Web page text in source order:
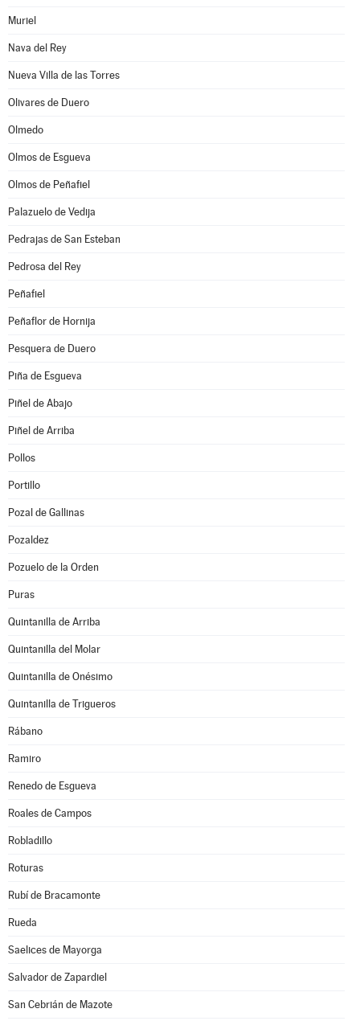
Muriel
Nava del Rey
Nueva Villa de las Torres
Olivares de Duero
Olmedo
Olmos de Esgueva
Olmos de Peñafiel
Palazuelo de Vedija
Pedrajas de San Esteban
Pedrosa del Rey
Peñafiel
Peñaflor de Hornija
Pesquera de Duero
Piña de Esgueva
Piñel de Abajo
Piñel de Arriba
Pollos
Portillo
Pozal de Gallinas
Pozaldez
Pozuelo de la Orden
Puras
Quintanilla de Arriba
Quintanilla del Molar
Quintanilla de Onésimo
Quintanilla de Trigueros
Rábano
Ramiro
Renedo de Esgueva
Roales de Campos
Robladillo
Roturas
Rubí de Bracamonte
Rueda
Saelices de Mayorga
Salvador de Zapardiel
San Cebrián de Mazote